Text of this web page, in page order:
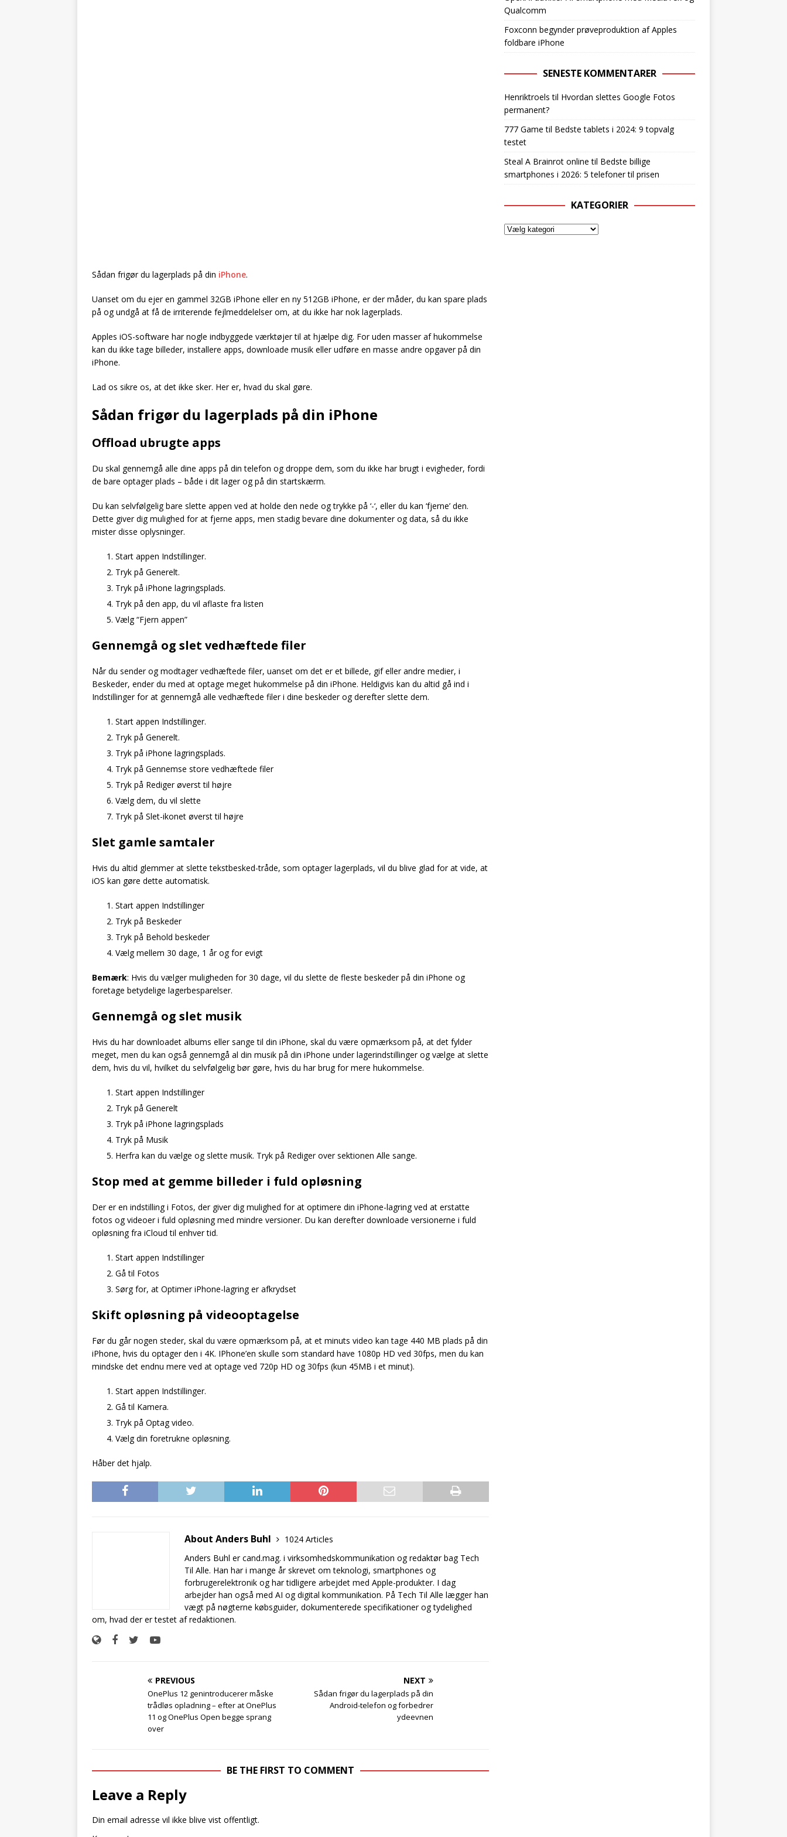
Sådan frigør du lagerplads på din iPhone.
Uanset om du ejer en gammel 32GB iPhone eller en ny 512GB iPhone, er der måder, du kan spare plads
på og undgå at få de irriterende fejlmeddelelser om, at du ikke har nok lagerplads.
Apples iOS-software har nogle indbyggede værktøjer til at hjælpe dig. For uden masser af hukommelse
kan du ikke tage billeder, installere apps, downloade musik eller udføre en masse andre opgaver på din
iPhone.
Lad os sikre os, at det ikke sker. Her er, hvad du skal gøre.
Sådan frigør du lagerplads på din iPhone
Offload ubrugte apps
Du skal gennemgå alle dine apps på din telefon og droppe dem, som du ikke har brugt i evigheder, fordi
de bare optager plads – både i dit lager og på din startskærm.
Du kan selvfølgelig bare slette appen ved at holde den nede og trykke på ‘-‘, eller du kan ‘fjerne’ den.
Dette giver dig mulighed for at fjerne apps, men stadig bevare dine dokumenter og data, så du ikke
mister disse oplysninger.
Start appen Indstillinger.
Tryk på Generelt.
Tryk på iPhone lagringsplads.
Tryk på den app, du vil aflaste fra listen
Vælg “Fjern appen”
Gennemgå og slet vedhæftede filer
Når du sender og modtager vedhæftede filer, uanset om det er et billede, gif eller andre medier, i
Beskeder, ender du med at optage meget hukommelse på din iPhone. Heldigvis kan du altid gå ind i
Indstillinger for at gennemgå alle vedhæftede filer i dine beskeder og derefter slette dem.
Start appen Indstillinger.
Tryk på Generelt.
Tryk på iPhone lagringsplads.
Tryk på Gennemse store vedhæftede filer
Tryk på Rediger øverst til højre
Vælg dem, du vil slette
Tryk på Slet-ikonet øverst til højre
Slet gamle samtaler
Hvis du altid glemmer at slette tekstbesked-tråde, som optager lagerplads, vil du blive glad for at vide, at
iOS kan gøre dette automatisk.
Start appen Indstillinger
Tryk på Beskeder
Tryk på Behold beskeder
Vælg mellem 30 dage, 1 år og for evigt
Bemærk: Hvis du vælger muligheden for 30 dage, vil du slette de fleste beskeder på din iPhone og
foretage betydelige lagerbesparelser.
Gennemgå og slet musik
Hvis du har downloadet albums eller sange til din iPhone, skal du være opmærksom på, at det fylder
meget, men du kan også gennemgå al din musik på din iPhone under lagerindstillinger og vælge at slette
dem, hvis du vil, hvilket du selvfølgelig bør gøre, hvis du har brug for mere hukommelse.
Start appen Indstillinger
Tryk på Generelt
Tryk på iPhone lagringsplads
Tryk på Musik
Herfra kan du vælge og slette musik. Tryk på Rediger over sektionen Alle sange.
Stop med at gemme billeder i fuld opløsning
Der er en indstilling i Fotos, der giver dig mulighed for at optimere din iPhone-lagring ved at erstatte
fotos og videoer i fuld opløsning med mindre versioner. Du kan derefter downloade versionerne i fuld
opløsning fra iCloud til enhver tid.
Start appen Indstillinger
Gå til Fotos
Sørg for, at Optimer iPhone-lagring er afkrydset
Skift opløsning på videooptagelse
Før du går nogen steder, skal du være opmærksom på, at et minuts video kan tage 440 MB plads på din
iPhone, hvis du optager den i 4K. IPhone’en skulle som standard have 1080p HD ved 30fps, men du kan
mindske det endnu mere ved at optage ved 720p HD og 30fps (kun 45MB i et minut).
Start appen Indstillinger.
Gå til Kamera.
Tryk på Optag video.
Vælg din foretrukne opløsning.
Håber det hjalp.
About Anders Buhl
1024 Articles
Anders Buhl er cand.mag. i virksomhedskommunikation og redaktør bag Tech
Til Alle. Han har i mange år skrevet om teknologi, smartphones og
forbrugerelektronik og har tidligere arbejdet med Apple-produkter. I dag
arbejder han også med AI og digital kommunikation. På Tech Til Alle lægger han
vægt på nøgterne købsguider, dokumenterede specifikationer og tydelighed
om, hvad der er testet af redaktionen.
PREVIOUS
OnePlus 12 genintroducerer måske
trådløs opladning – efter at OnePlus
11 og OnePlus Open begge sprang
over
NEXT
Sådan frigør du lagerplads på din
Android-telefon og forbedrer
ydeevnen
BE THE FIRST TO COMMENT
Leave a Reply
Din email adresse vil ikke blive vist offentligt.
Qualcomm
Foxconn begynder prøveproduktion af Apples
foldbare iPhone
SENESTE KOMMENTARER
Henriktroels til Hvordan slettes Google Fotos
permanent?
777 Game til Bedste tablets i 2024: 9 topvalg
testet
Steal A Brainrot online til Bedste billige
smartphones i 2026: 5 telefoner til prisen
KATEGORIER